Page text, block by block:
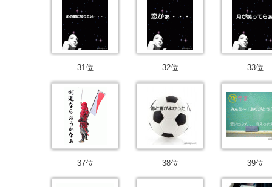
31位 32位 33位
37位 38位 39位